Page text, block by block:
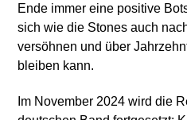
Ende immer eine positive
sich wie die Stones auch
versöhnen und über
bleiben kann.
Im November 2024 wird die